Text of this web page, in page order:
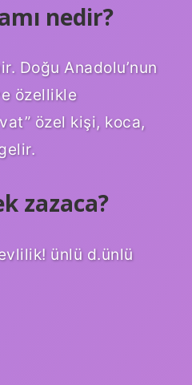
nedir?
Doğu Anadolu’nun
özellikle
özel kişi, koca,
zazaca?
ünlü d.ünlü